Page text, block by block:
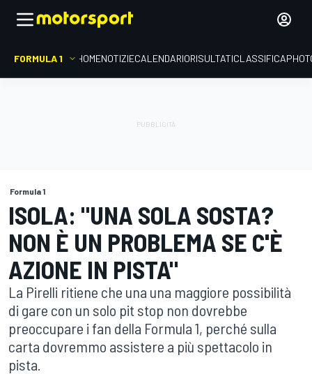
FORMULA 1 HOMENOTIZIECALENDARIORISULTATICLASSIFICA
Formula 1
ISOLA: "UNA SOLA SOSTA?
NON È UN PROBLEMA SE C'È
AZIONE IN PISTA"
La Pirelli ritiene che una una maggiore possibilità
di gare con un solo pit stop non dovrebbe
preoccupare i fan della Formula 1, perché sulla
carta dovremmo assistere a più spettacolo in
pista.